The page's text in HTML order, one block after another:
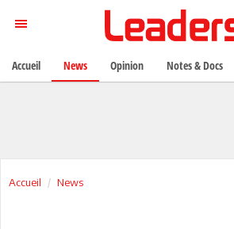
Accueil News
Accueil News Opinion Notes & Docs